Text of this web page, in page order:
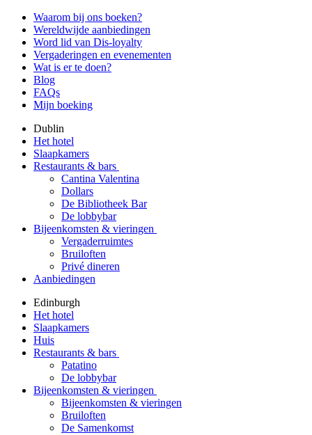
Waarom bij ons boeken?
Wereldwijde aanbiedingen
Word lid van Dis-loyalty
Vergaderingen en evenementen
Wat is er te doen?
Blog
FAQs
Mijn boeking
Dublin
Het hotel
Slaapkamers
Restaurants & bars
Cantina Valentina
Dollars
De Bibliotheek Bar
De lobbybar
Bijeenkomsten & vieringen
Vergaderruimtes
Bruiloften
Privé dineren
Aanbiedingen
Edinburgh
Het hotel
Slaapkamers
Huis
Restaurants & bars
Patatino
De lobbybar
Bijeenkomsten & vieringen
Bijeenkomsten & vieringen
Bruiloften
De Samenkomst